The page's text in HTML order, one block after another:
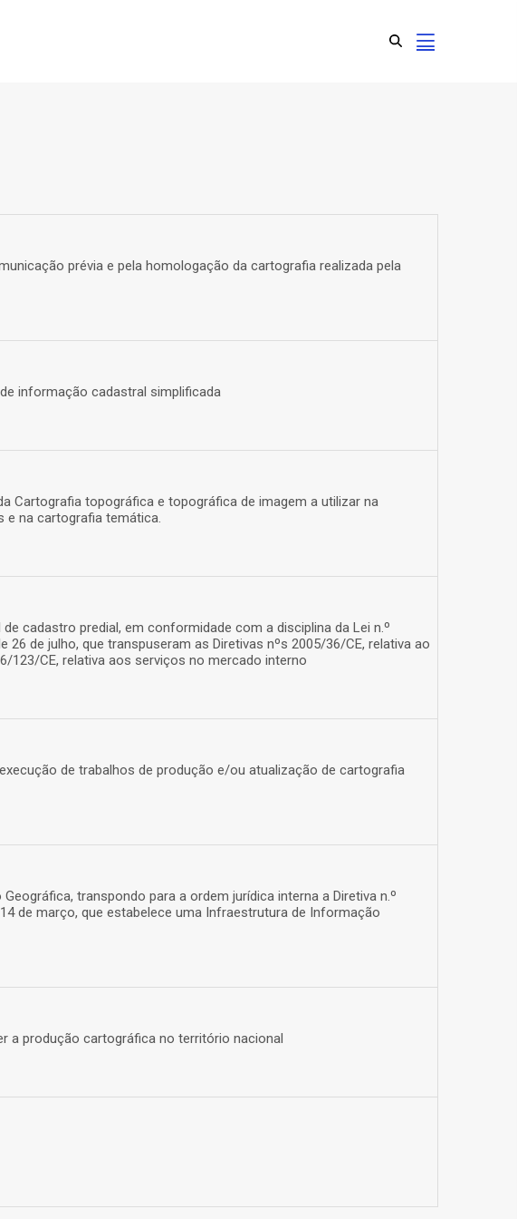
prévia e pela homologação da cartografia realizada pela
informação cadastral simplificada
Cartografia topográfica e topográfica de imagem a utilizar na
e na cartografia temática.
cadastro predial, em conformidade com a disciplina da Lei n.º
26 de julho, que transpuseram as Diretivas nºs 2005/36/CE, relativa ao
123/CE, relativa aos serviços no mercado interno
de trabalhos de produção e/ou atualização de cartografia
transpondo para a ordem jurídica interna a Diretiva n.º
de março, que estabelece uma Infraestrutura de Informação
a produção cartográfica no território nacional